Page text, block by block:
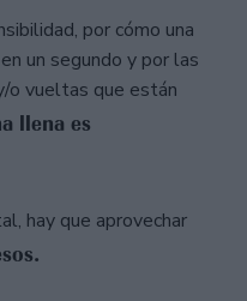
por cómo una
un segundo y por las
o vueltas que están
llena es
hay que aprovechar